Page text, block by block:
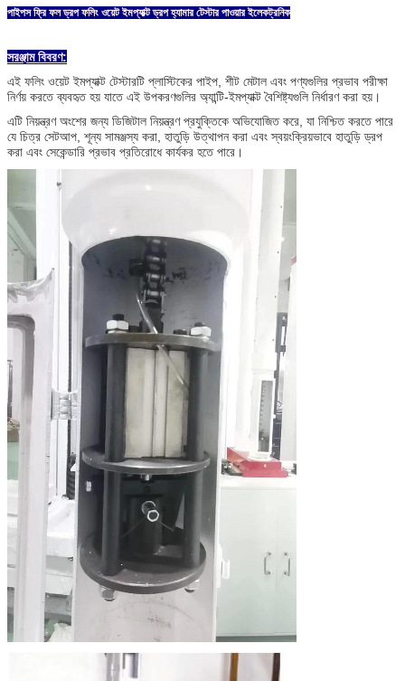
পাইপস ফ্রি ফল ড্রপ ফলিং ওয়েট ইমপ্যাক্ট ড্রপ হ্যামার টেস্টার পাওয়ার ইলেকট্রনিক
সরঞ্জাম বিবরণ:
এই ফলিং ওয়েট ইমপ্যাক্ট টেস্টারটি প্লাস্টিকের পাইপ, শীট মেটাল এবং পণ্যগুলির প্রভাব পরীক্ষা
নির্ণয় করতে ব্যবহৃত হয় যাতে এই উপকরণগুলির অ্যান্টি-ইমপ্যাক্ট বৈশিষ্ট্যগুলি নির্ধারণ করা হয়।
এটি নিয়ন্ত্রণ অংশের জন্য ডিজিটাল নিয়ন্ত্রণ প্রযুক্তিকে অভিযোজিত করে, যা নিশ্চিত করতে পারে
যে চিত্র সেটআপ, শূন্য সামঞ্জস্য করা, হাতুড়ি উত্থাপন করা এবং স্বয়ংক্রিয়ভাবে হাতুড়ি ড্রপ
করা এবং সেকেন্ডারি প্রভাব প্রতিরোধে কার্যকর হতে পারে।